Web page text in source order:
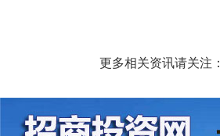
更多相关资讯请关注：